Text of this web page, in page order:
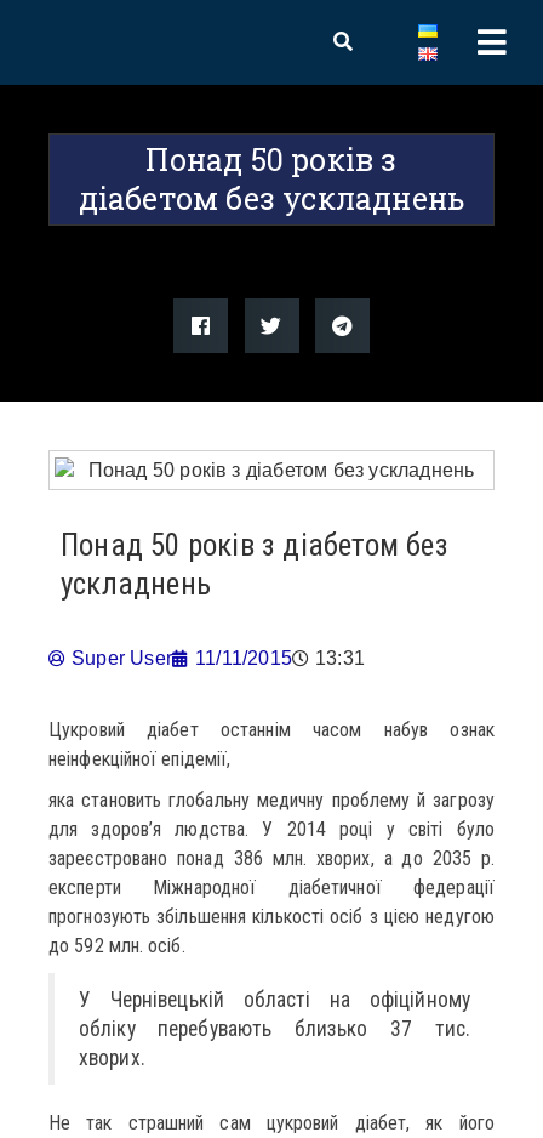
Понад 50 років з
діабетом без ускладнень
Понад 50 років з діабетом без
ускладнень
Super User 11/11/2015 13:31
Цукровий діабет останнім часом набув ознак
неінфекційної епідемії,
яка становить глобальну медичну проблему й загрозу
для здоров’я людства. У 2014 році у світі було
зареєстровано понад 386 млн. хворих, а до 2035 р.
експерти Міжнародної діабетичної федерації
прогнозують збільшення кількості осіб з цією недугою
до 592 млн. осіб.
У Чернівецькій області на офіційному
обліку перебувають близько 37 тис.
хворих.
Не так страшний сам цукровий діабет, як його